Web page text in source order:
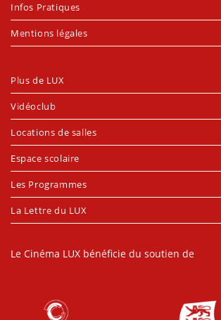
Infos Pratiques
Mentions légales
Plus de LUX
Vidéoclub
Locations de salles
Espace scolaire
Les Programmes
La Lettre du LUX
Le Cinéma LUX bénéficie du soutien de